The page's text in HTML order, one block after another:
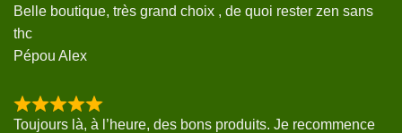
Belle boutique, très grand choix , de quoi rester zen sans
thc
Pépou Alex
Toujours là, à l’heure, des bons produits. Je recommence